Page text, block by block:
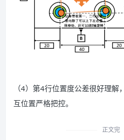
（4）第4行位置度公差很好理
互位置严格把控。
正文完